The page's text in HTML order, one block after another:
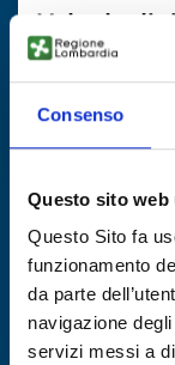
Consenso
Questo sito
Questo Sito fa
funzionamento
da parte
navigazione
servizi messi a
Valvola
idriche
ID: